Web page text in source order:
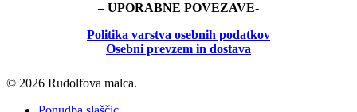
– UPORABNE POVEZAVE-
Politika varstva osebnih podatkov
Osebni prevzem in dostava
© 2026 Rudolfova malca.